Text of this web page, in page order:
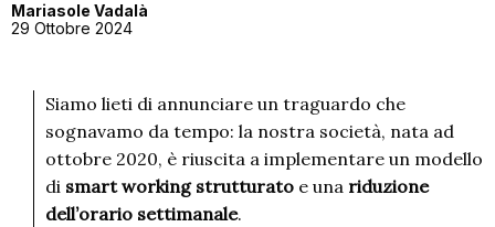
Mariasole Vadalà
29 Ottobre 2024
Siamo lieti di annunciare un traguardo che
sognavamo da tempo: la nostra società, nata ad
ottobre 2020, è riuscita a implementare un modello
di smart working strutturato e una riduzione
dell’orario settimanale.